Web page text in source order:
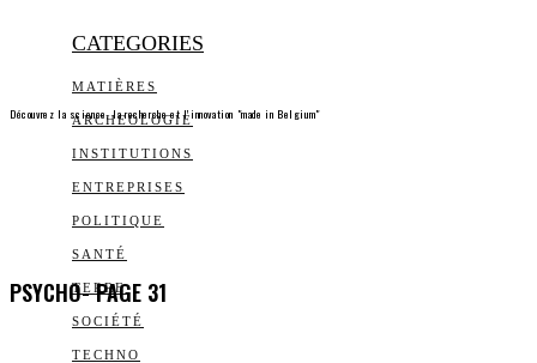
CATEGORIES
MATIÈRES
ARCHEOLOGIE
INSTITUTIONS
ENTREPRISES
POLITIQUE
SANTÉ
TERRE
SOCIÉTÉ
TECHNO
Découvrez la science, la recherche et l’innovation "made in Belgium"
PSYCHO- PAGE 31